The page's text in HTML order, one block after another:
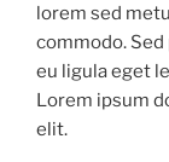
lorem sed
commodo.
eu ligula eget
Lorem ipsum
elit.